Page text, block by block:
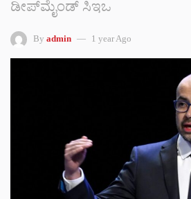
ಡೀಪ್‌ಮೈಂಡ್ ಸಿಇಒ
By admin 1 year Ago